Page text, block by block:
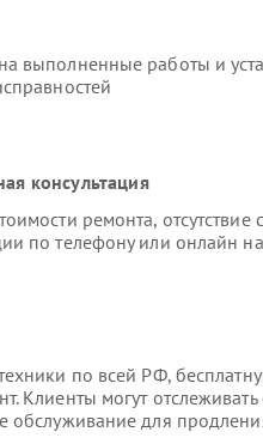
выполненные работы и
консультация
ремонта, отсутствие
по телефону или онлайн
по всей РФ,
могут отслеживать
обслуживание для